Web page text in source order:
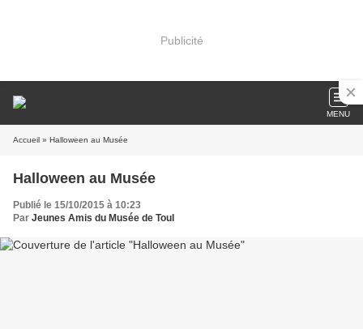
Publicité
MENU
Accueil » Halloween au Musée
Halloween au Musée
Publié le 15/10/2015 à 10:23
Par Jeunes Amis du Musée de Toul